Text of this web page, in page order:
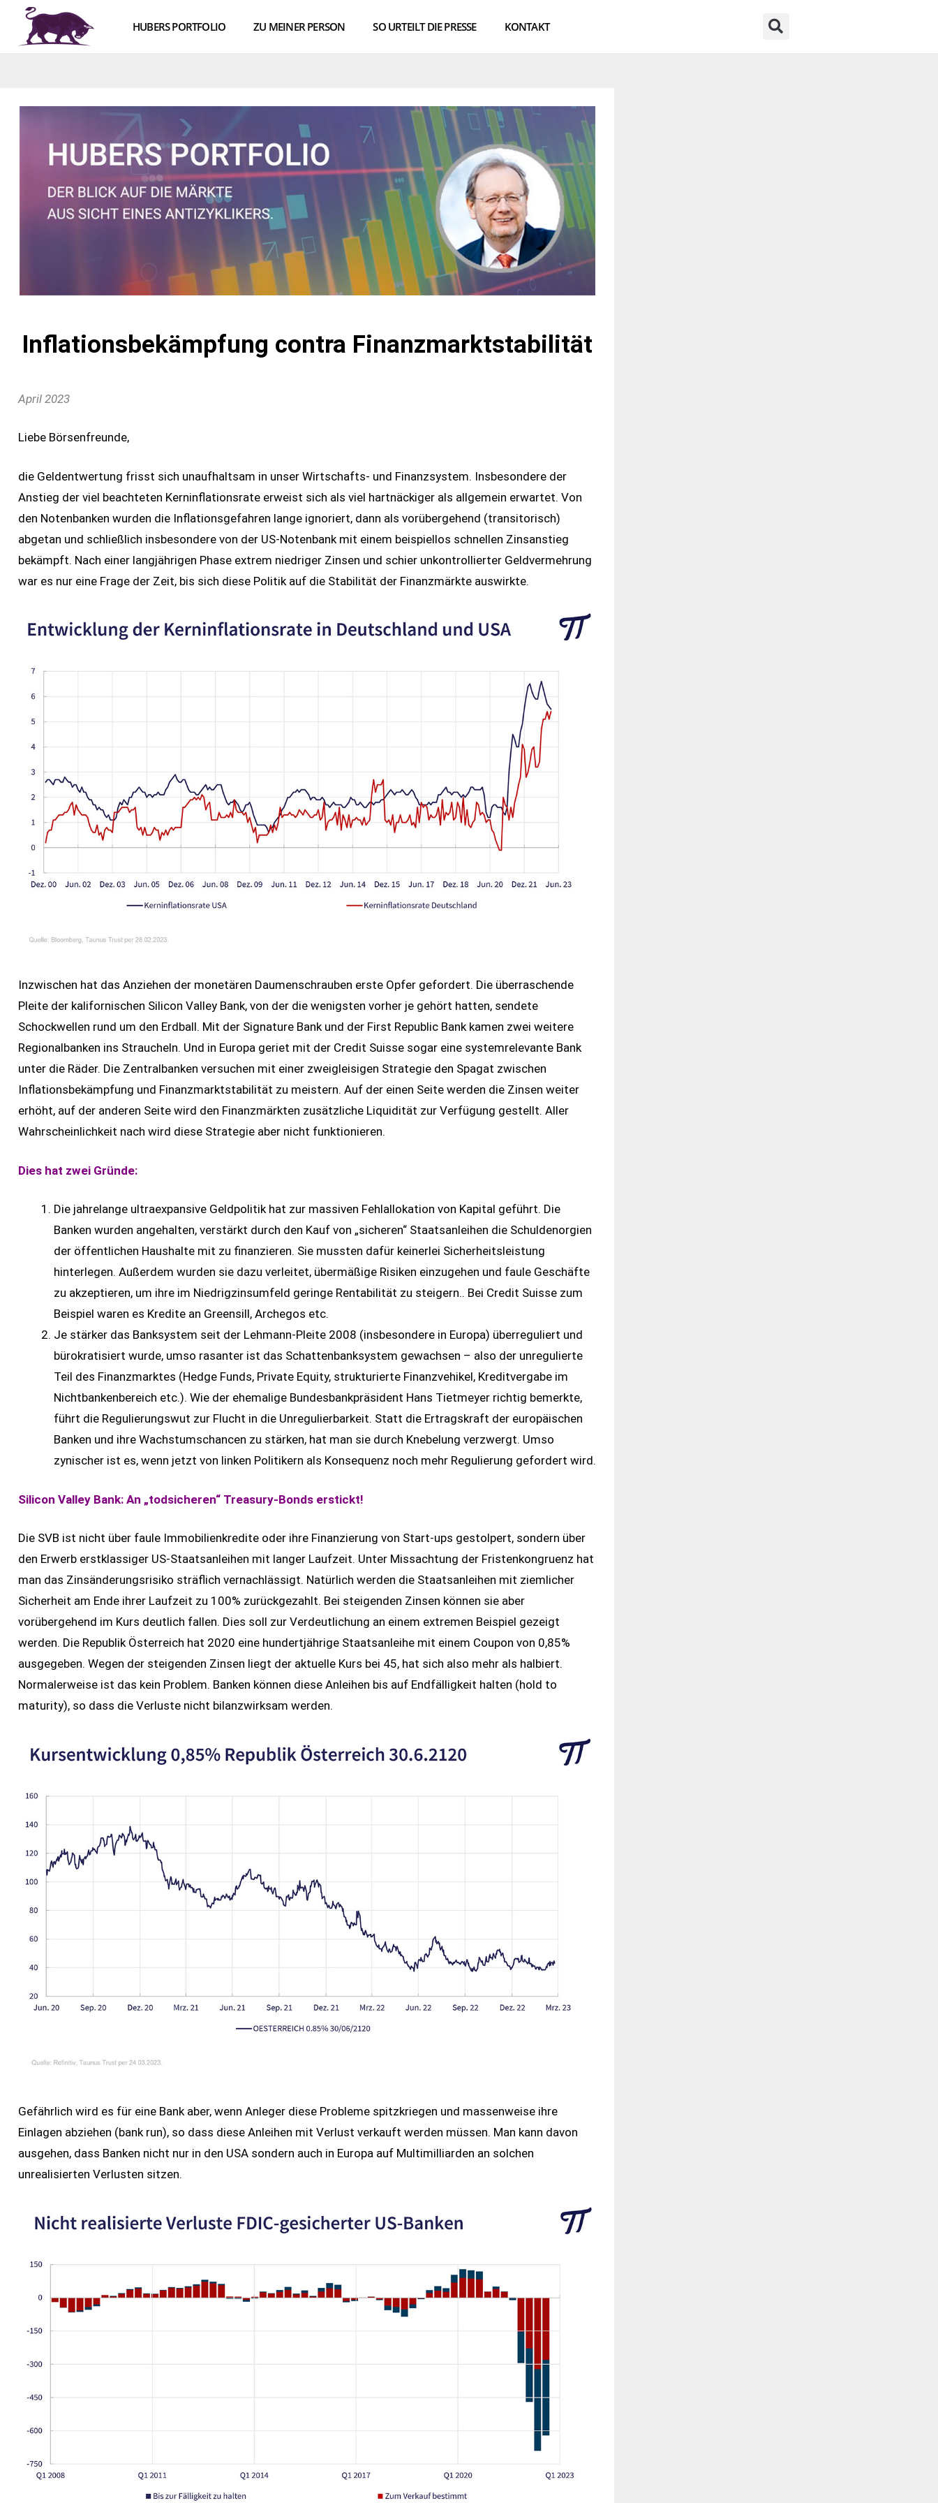
HUBERS PORTFOLIO ZU MEINER PERSON SO URTEILT DIE PRESSE KONTAKT
Inflationsbekämpfung contra Finanzmarktstabilität
April 2023
Liebe Börsenfreunde,
die Geldentwertung frisst sich unaufhaltsam in unser Wirtschafts- und Finanzsystem. Insbesondere der
Anstieg der viel beachteten Kerninflationsrate erweist sich als viel hartnäckiger als allgemein erwartet. Von
den Notenbanken wurden die Inflationsgefahren lange ignoriert, dann als vorübergehend (transitorisch)
abgetan und schließlich insbesondere von der US-Notenbank mit einem beispiellos schnellen Zinsanstieg
bekämpft. Nach einer langjährigen Phase extrem niedriger Zinsen und schier unkontrollierter Geldvermehrung
war es nur eine Frage der Zeit, bis sich diese Politik auf die Stabilität der Finanzmärkte auswirkte.
Inzwischen hat das Anziehen der monetären Daumenschrauben erste Opfer gefordert. Die überraschende
Pleite der kalifornischen Silicon Valley Bank, von der die wenigsten vorher je gehört hatten, sendete
Schockwellen rund um den Erdball. Mit der Signature Bank und der First Republic Bank kamen zwei weitere
Regionalbanken ins Straucheln. Und in Europa geriet mit der Credit Suisse sogar eine systemrelevante Bank
unter die Räder. Die Zentralbanken versuchen mit einer zweigleisigen Strategie den Spagat zwischen
Inflationsbekämpfung und Finanzmarktstabilität zu meistern. Auf der einen Seite werden die Zinsen weiter
erhöht, auf der anderen Seite wird den Finanzmärkten zusätzliche Liquidität zur Verfügung gestellt. Aller
Wahrscheinlichkeit nach wird diese Strategie aber nicht funktionieren.
Dies hat zwei Gründe:
Die jahrelange ultraexpansive Geldpolitik hat zur massiven Fehlallokation von Kapital geführt. Die
Banken wurden angehalten, verstärkt durch den Kauf von „sicheren“ Staatsanleihen die Schuldenorgien
der öffentlichen Haushalte mit zu finanzieren. Sie mussten dafür keinerlei Sicherheitsleistung
hinterlegen. Außerdem wurden sie dazu verleitet, übermäßige Risiken einzugehen und faule Geschäfte
zu akzeptieren, um ihre im Niedrigzinsumfeld geringe Rentabilität zu steigern.. Bei Credit Suisse zum
Beispiel waren es Kredite an Greensill, Archegos etc.
Je stärker das Banksystem seit der Lehmann-Pleite 2008 (insbesondere in Europa) überreguliert und
bürokratisiert wurde, umso rasanter ist das Schattenbanksystem gewachsen – also der unregulierte
Teil des Finanzmarktes (Hedge Funds, Private Equity, strukturierte Finanzvehikel, Kreditvergabe im
Nichtbankenbereich etc.). Wie der ehemalige Bundesbankpräsident Hans Tietmeyer richtig bemerkte,
führt die Regulierungswut zur Flucht in die Unregulierbarkeit. Statt die Ertragskraft der europäischen
Banken und ihre Wachstumschancen zu stärken, hat man sie durch Knebelung verzwergt. Umso
zynischer ist es, wenn jetzt von linken Politikern als Konsequenz noch mehr Regulierung gefordert wird.
Silicon Valley Bank: An „todsicheren“ Treasury-Bonds erstickt!
Die SVB ist nicht über faule Immobilienkredite oder ihre Finanzierung von Start-ups gestolpert, sondern über
den Erwerb erstklassiger US-Staatsanleihen mit langer Laufzeit. Unter Missachtung der Fristenkongruenz hat
man das Zinsänderungsrisiko sträflich vernachlässigt. Natürlich werden die Staatsanleihen mit ziemlicher
Sicherheit am Ende ihrer Laufzeit zu 100% zurückgezahlt. Bei steigenden Zinsen können sie aber
vorübergehend im Kurs deutlich fallen. Dies soll zur Verdeutlichung an einem extremen Beispiel gezeigt
werden. Die Republik Österreich hat 2020 eine hundertjährige Staatsanleihe mit einem Coupon von 0,85%
ausgegeben. Wegen der steigenden Zinsen liegt der aktuelle Kurs bei 45, hat sich also mehr als halbiert.
Normalerweise ist das kein Problem. Banken können diese Anleihen bis auf Endfälligkeit halten (hold to
maturity), so dass die Verluste nicht bilanzwirksam werden.
Gefährlich wird es für eine Bank aber, wenn Anleger diese Probleme spitzkriegen und massenweise ihre
Einlagen abziehen (bank run), so dass diese Anleihen mit Verlust verkauft werden müssen. Man kann davon
ausgehen, dass Banken nicht nur in den USA sondern auch in Europa auf Multimilliarden an solchen
unrealisierten Verlusten sitzen.